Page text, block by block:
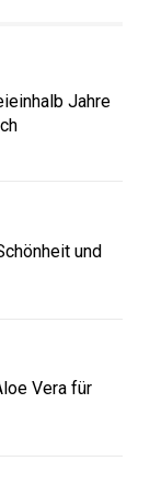
Jahre
und
Vera für